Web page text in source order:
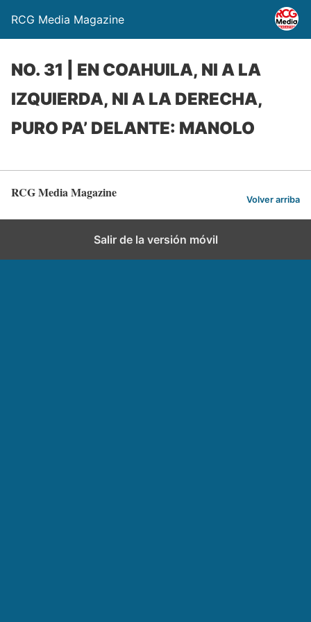
RCG Media Magazine
NO. 31 | EN COAHUILA, NI A LA
IZQUIERDA, NI A LA DERECHA,
PURO PA’ DELANTE: MANOLO
RCG Media Magazine Volver arriba
Salir de la versión móvil